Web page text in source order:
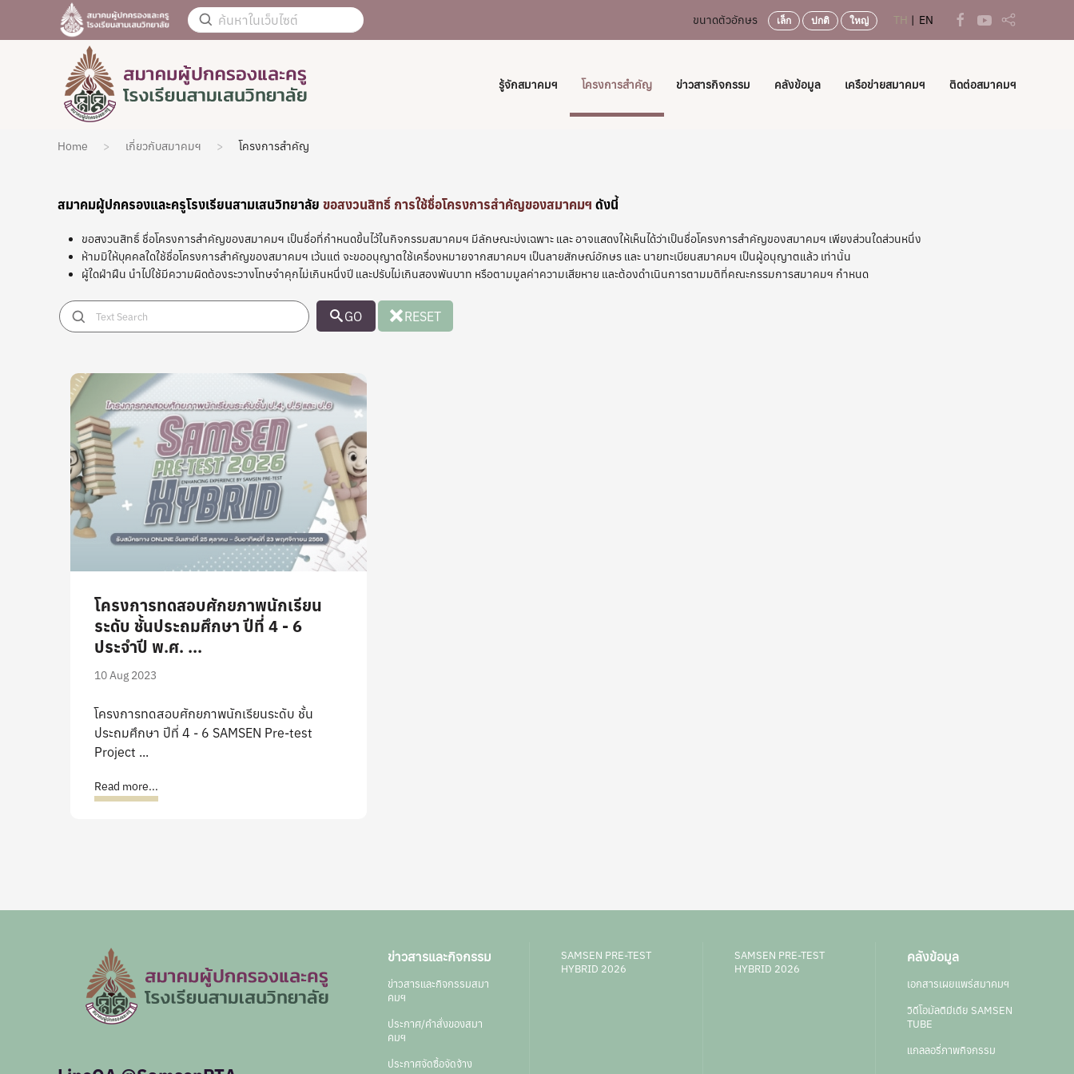
ขนาดตัวอักษร เล็ก ปกติ ใหญ่ TH EN
รู้จักสมาคมฯ โครงการสำคัญ ข่าวสารกิจกรรม คลังข้อมูล เครือข่ายสมาคมฯ ติดต่อสมาคมฯ
Home เกี่ยวกับสมาคมฯ โครงการสำคัญ
สมาคมผู้ปกครองและครูโรงเรียนสามเสนวิทยาลัย ขอสงวนสิทธิ์ การใช้ชื่อโครงการสำคัญของสมาคมฯ ดังนี้
ขอสงวนสิทธิ์ ชื่อโครงการสำคัญของสมาคมฯ เป็นชื่อที่กำหนดขึ้นไว้ในกิจกรรมสมาคมฯ มีลักษณะบ่งเฉพาะ และ อาจแสดงให้เห็นได้ว่าเป็นชื่อโครงการสำคัญของสมาคมฯ เพียงส่วนใดส่วนหนึ่ง
ห้ามมิให้บุคคลใดใช้ชื่อโครงการสำคัญของสมาคมฯ เว้นแต่ จะขออนุญาตใช้เครื่องหมายจากสมาคมฯ เป็นลายสักษณ์อักษร และ นายทะเบียนสมาคมฯ เป็นผู้อนุญาตแล้ว เท่านั้น
ผู้ใดฝ่าฝืน นำไปใช้มีความผิดต้องระวางโทษจำคุกไม่เกินหนึ่งปี และปรับไม่เกินสองพันบาท หรือตามมูลค่าความเสียหาย และต้องดำเนินการตามมติที่คณะกรรมการสมาคมฯ กำหนด
GO RESET
โครงการทดสอบศักยภาพนักเรียน
ระดับ ชั้นประถมศึกษา ปีที่ 4 - 6
ประจำปี พ.ศ. ...
10 Aug 2023
โครงการทดสอบศักยภาพนักเรียนระดับ ชั้น
ประถมศึกษา ปีที่ 4 - 6 SAMSEN Pre-test
Project ...
Read more...
ข่าวสารและกิจกรรม
ข่าวสารและกิจกรรมสมา
คมฯ
ประกาศ/คำสั่งของสมา
คมฯ
ประกาศจัดซื้อจัดจ้าง
SAMSEN PRE-TEST
HYBRID 2026
SAMSEN PRE-TEST
HYBRID 2026
คลังข้อมูล
เอกสารเผยแพร่สมาคมฯ
วิดีโอมัลติมีเดีย SAMSEN
TUBE
แกลลอรี่ภาพกิจกรรม